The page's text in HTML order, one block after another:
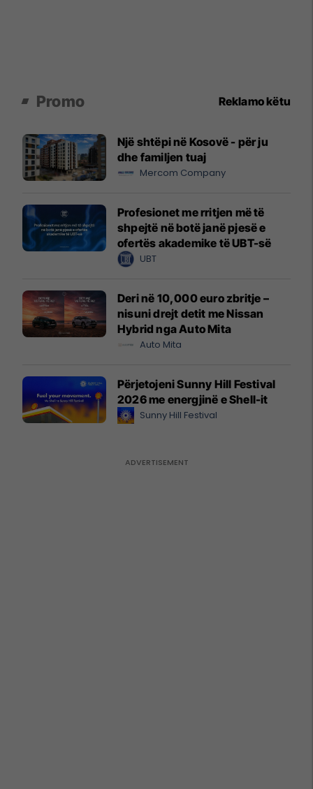
Promo Reklamo këtu
Një shtëpi në Kosovë - për ju
dhe familjen tuaj
Mercom Company
Profesionet me rritjen më të
shpejtë në botë janë pjesë e
ofertës akademike të UBT-së
UBT
Deri në 10,000 euro zbritje –
nisuni drejt detit me Nissan
Hybrid nga Auto Mita
Auto Mita
Përjetojeni Sunny Hill Festival
2026 me energjinë e Shell-it
Sunny Hill Festival